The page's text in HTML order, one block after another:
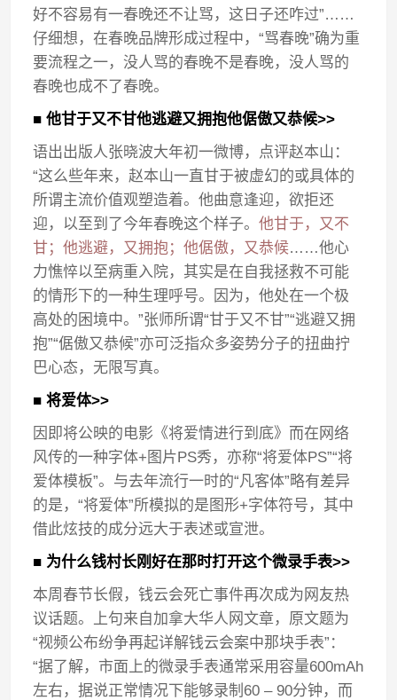
好不容易有一春晚还不让骂，这日子还咋过”……
仔细想，在春晚品牌形成过程中，“骂春晚”确为重
要流程之一，没人骂的春晚不是春晚，没人骂的
春晚也成不了春晚。
■ 他甘于又不甘他逃避又拥抱他倨傲又恭候>>
语出出版人张晓波大年初一微博，点评赵本山：
“这么些年来，赵本山一直甘于被虚幻的或具体的
所谓主流价值观塑造着。他曲意逢迎，欲拒还
迎，以至到了今年春晚这个样子。他甘于，又不
甘；他逃避，又拥抱；他倨傲，又恭候……他心
力憔悴以至病重入院，其实是在自我拯救不可能
的情形下的一种生理呼号。因为，他处在一个极
高处的困境中。”张师所谓“甘于又不甘”“逃避又拥
抱”“倨傲又恭候”亦可泛指众多姿势分子的扭曲拧
巴心态，无限写真。
■ 将爱体>>
因即将公映的电影《将爱情进行到底》而在网络
风传的一种字体+图片PS秀，亦称“将爱体PS”“将
爱体模板”。与去年流行一时的“凡客体”略有差异
的是，“将爱体”所模拟的是图形+字体符号，其中
借此炫技的成分远大于表述或宣泄。
■ 为什么钱村长刚好在那时打开这个微录手表>>
本周春节长假，钱云会死亡事件再次成为网友热
议话题。上句来自加拿大华人网文章，原文题为
“视频公布纷争再起详解钱云会案中那块手表”：
“据了解，市面上的微录手表通常采用容量600mAh
左右，据说正常情况下能够录制60 – 90分钟，而